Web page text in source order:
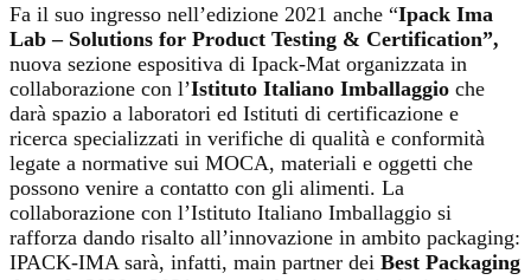
Fa il suo ingresso nell’edizione 2021 anche “Ipack Ima
Lab – Solutions for Product Testing & Certification”,
nuova sezione espositiva di Ipack-Mat organizzata in
collaborazione con l’Istituto Italiano Imballaggio che
darà spazio a laboratori ed Istituti di certificazione e
ricerca specializzati in verifiche di qualità e conformità
legate a normative sui MOCA, materiali e oggetti che
possono venire a contatto con gli alimenti. La
collaborazione con l’Istituto Italiano Imballaggio si
rafforza dando risalto all’innovazione in ambito packaging:
IPACK-IMA sarà, infatti, main partner dei Best Packaging